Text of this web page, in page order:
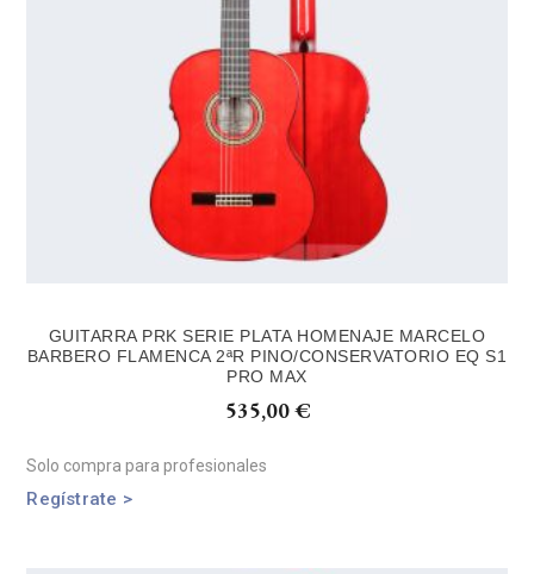
GUITARRA PRK SERIE PLATA HOMENAJE MARCELO
BARBERO FLAMENCA 2ªR PINO/CONSERVATORIO EQ S1
PRO MAX
535,00€
Solo compra para profesionales
Regístrate >